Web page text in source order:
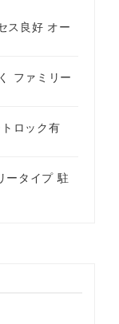
ス良好 オー
ファミリー
ロック有
ータイプ 駐